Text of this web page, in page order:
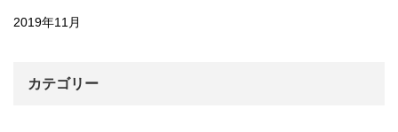
2019年11月
カテゴリー